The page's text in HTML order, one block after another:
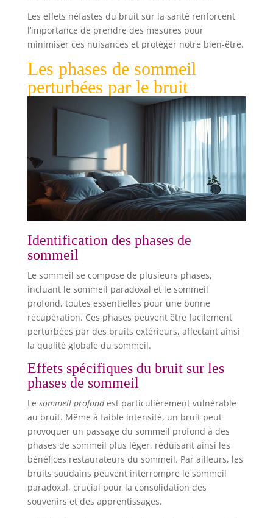
Les effets néfastes du bruit sur la santé renforcent
l’importance de prendre des mesures pour
minimiser ces nuisances et protéger notre bien-être.
Les phases de sommeil
perturbées par le bruit
Identification des phases de
sommeil
Le sommeil se compose de plusieurs phases,
incluant le sommeil paradoxal et le sommeil
profond, toutes essentielles pour une bonne
récupération. Ces phases peuvent être facilement
perturbées par des bruits extérieurs, affectant ainsi
la qualité globale du sommeil.
Effets spécifiques du bruit sur les
phases de sommeil
Le sommeil profondest particulièrement vulnérable
au bruit. Même à faible intensité, un bruit peut
provoquer un passage du sommeil profond à des
phases de sommeil plus léger, réduisant ainsi les
bénéfices restaurateurs du sommeil. Par ailleurs, les
bruits soudains peuvent interrompre le sommeil
paradoxal, crucial pour la consolidation des
souvenirs et des apprentissages.